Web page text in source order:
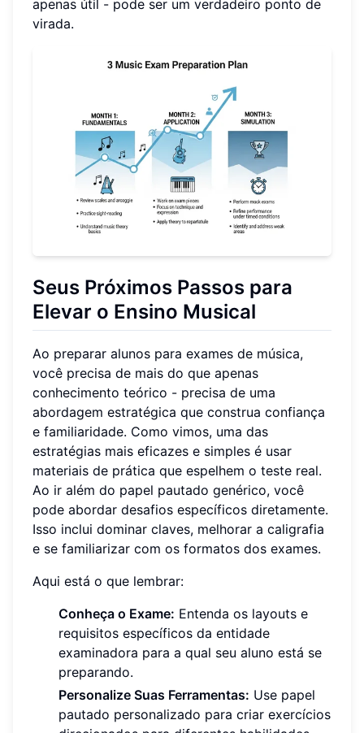
apenas útil - pode ser um verdadeiro ponto de
virada.
Seus Próximos Passos para
Elevar o Ensino Musical
Ao preparar alunos para exames de música,
você precisa de mais do que apenas
conhecimento teórico - precisa de uma
abordagem estratégica que construa confiança
e familiaridade. Como vimos, uma das
estratégias mais eficazes e simples é usar
materiais de prática que espelhem o teste real.
Ao ir além do papel pautado genérico, você
pode abordar desafios específicos diretamente.
Isso inclui dominar claves, melhorar a caligrafia
e se familiarizar com os formatos dos exames.
Aqui está o que lembrar:
Conheça o Exame: Entenda os layouts e
requisitos específicos da entidade
examinadora para a qual seu aluno está se
preparando.
Personalize Suas Ferramentas: Use papel
pautado personalizado para criar exercícios